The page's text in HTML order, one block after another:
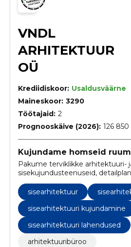
VNDL
ARHITEKTUUR
OÜ
Krediidiskoor: Usaldusväärne
Maineskoor: 3290
Töötajaid: 2
Prognooskäive (2026): 126
Kujundame homseid
Pakume terviklikke arhitektuuri-
sisekujundusteenuseid,
projekti täieliku teostuseni.
sisearhitektuur
sisearhitektuuri kujundamine
sisearhitektuuri lahendused
arhitektuuribüroo